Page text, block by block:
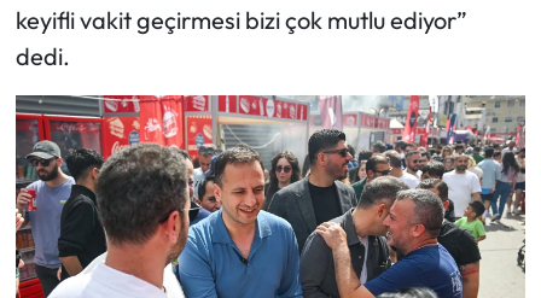
keyifli vakit geçirmesi bizi çok mutlu ediyor”
dedi.